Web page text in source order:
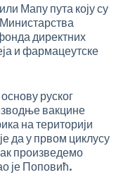
Мапу пута коју су
директних
и фармацеутске
руског
вакцине
на територији
да у првом циклусу
произведемо
је Поповић.